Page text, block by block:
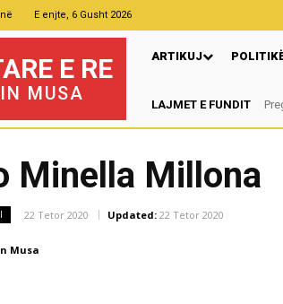
E enjte, 6 Gusht 2026
E RE
MUSA
ARTIKUJ
LAJMET E FUNDIT
Minella Millona
22 Tetor 2020 Updated: 22 Tetor 2020
Musa